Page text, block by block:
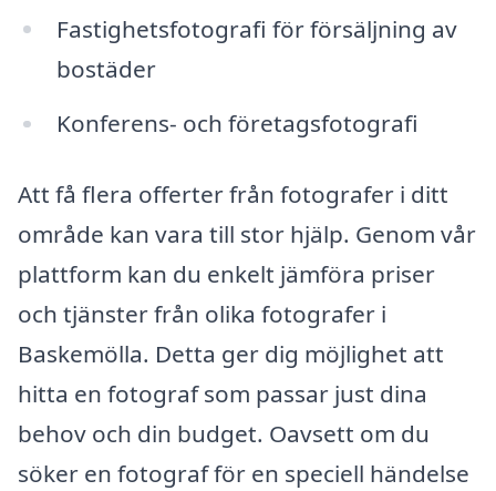
Fastighetsfotografi för försäljning av
bostäder
Konferens- och företagsfotografi
Att få flera offerter från fotografer i ditt
område kan vara till stor hjälp. Genom vår
plattform kan du enkelt jämföra priser
och tjänster från olika fotografer i
Baskemölla. Detta ger dig möjlighet att
hitta en fotograf som passar just dina
behov och din budget. Oavsett om du
söker en fotograf för en speciell händelse